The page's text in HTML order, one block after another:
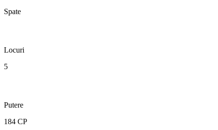
Spate
Locuri
5
Putere
184 CP